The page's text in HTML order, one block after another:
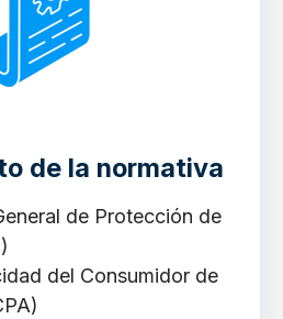
de la normativa
de Protección de
del Consumidor de